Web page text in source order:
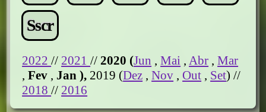
Sscr
2022// 2021//2020 (Jun ,Mai ,Abr ,Mar
,Fev , Jan ), 2019 (Dez ,Nov , Out , Set) //
2018// 2016